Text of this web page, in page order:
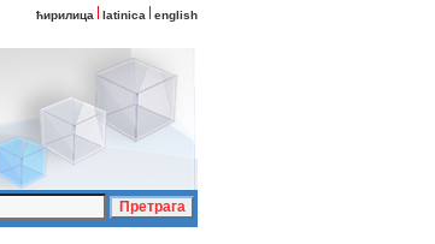
ћирилица latinica english